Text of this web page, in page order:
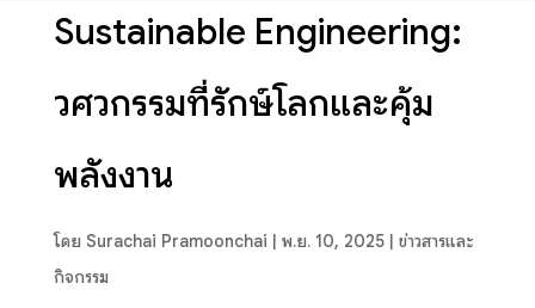
Sustainable Engineering:
วิศวกรรมที่รักษ์โลกและคุ้ม
พลังงาน
โดย Surachai Pramoonchai | พ.ย. 10, 2025| ข่าวสารและ
กิจกรรม